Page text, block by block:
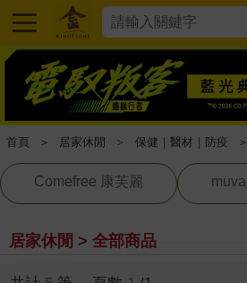
首頁 ＞ 居家休閒 ＞ 保健｜醫材｜防疫 ＞
Comefree 康芙麗 muva
居家休閒 > 全部商品